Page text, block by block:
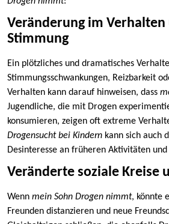
Veränderung im
Stimmung
Ein plötzliches und dramatisches
Stimmungsschwankungen, Reizbarkeit
Verhalten kann darauf hinweisen, dass
Jugendliche, die mit Drogen
konsumieren, zeigen oft extreme
Drogensucht bei Kindern kann sich auch
Desinteresse an früheren Aktivitäten und
Veränderte soziale Kreise
Wenn mein Sohn Drogen nimmt, könnte
Freunden distanzieren und neue